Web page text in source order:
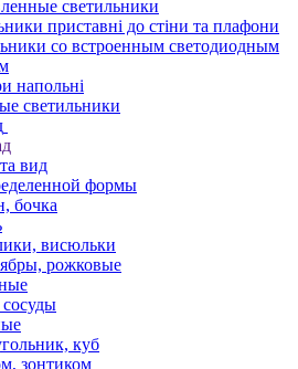
светильники
приставні до стіни та плафони
со встроенным светодиодным
напольні
светильники
вид
формы
бочка
висюльки
рожковые
куб
зонтиком